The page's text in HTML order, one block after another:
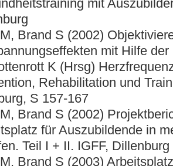
mit
Brand S (2002)
mit Hilfe
K (Hrsg)
Rehabilitation und
S 157-167
Brand S (2002)
für Auszubildende in
Teil I + II. IGFF, Dillenburg
Brand S (2003)